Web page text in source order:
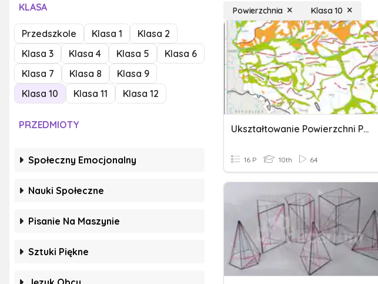
KLASA
Przedszkole Klasa 1
Klasa 2
Klasa 3
Klasa 4 Klasa 5
Klasa 6
Klasa 7
Klasa 8
Klasa 9
Klasa 10
Klasa 11 Klasa 12
PRZEDMIOTY
Społeczny Emocjonalny
Nauki Społeczne
Pisanie Na Maszynie
Sztuki Piękne
Powierzchnia Klasa 10
Ukształtowanie Powierzchni Polski
16 P 10th 64